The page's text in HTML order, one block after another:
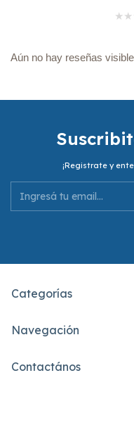
★ ★
Aún no hay reseñas
¡Registrate y
Categorías
Navegación
Contactános